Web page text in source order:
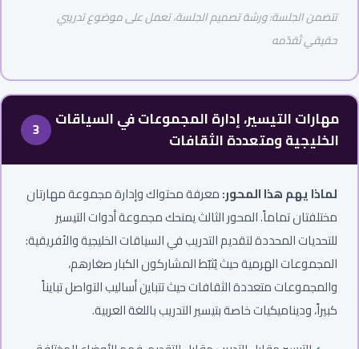
تتضمن الجلسة: ورشة تصميم الجلسة، تعمل على موضوع تدريبي
حقيقي تُقدّمه
3
مهارات التيسير، إدارة المجموعات في السياقات
الخليجية ومتعددة الثقافات
لماذا يهم هذا المحور:معرفة محتواك وإدارة مجموعة مهارتان
مختلفتان تماماً. المحور الثالث يمنحك مجموعة أدوات التيسير
للتحديات المحددة لتقديم التدريب في السياقات الخليجية والأفريقية:
المجموعات الهرمية حيث يُثبّط المشاركون الكبار صغارهم،
والمجموعات متعددة الثقافات حيث تتباين أساليب التواصل تبايناً
كبيراً، وديناميكيات خاصة بتيسير التدريب باللغة العربية.